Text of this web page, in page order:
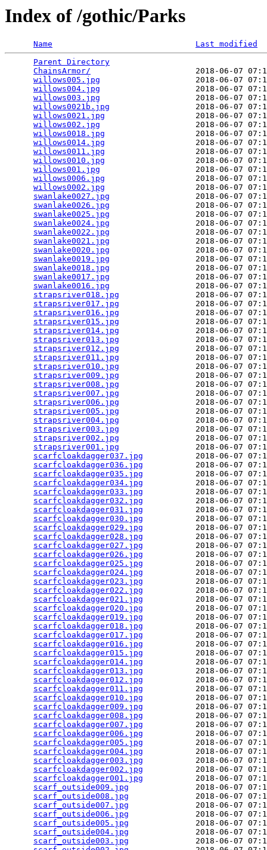
Index of /gothic/Parks
Name
Last modified
Parent Directory
ChainsArmor/
2018-06-07
willows005.jpg
2018-06-07
willows004.jpg
2018-06-07
willows003.jpg
2018-06-07
willows0021b.jpg
2018-06-07
willows0021.jpg
2018-06-07
willows002.jpg
2018-06-07
willows0018.jpg
2018-06-07
willows0014.jpg
2018-06-07
willows0011.jpg
2018-06-07
willows0010.jpg
2018-06-07
willows001.jpg
2018-06-07
willows0006.jpg
2018-06-07
willows0002.jpg
2018-06-07
swanlake0027.jpg
2018-06-07
swanlake0026.jpg
2018-06-07
swanlake0025.jpg
2018-06-07
swanlake0024.jpg
2018-06-07
swanlake0022.jpg
2018-06-07
swanlake0021.jpg
2018-06-07
swanlake0020.jpg
2018-06-07
swanlake0019.jpg
2018-06-07
swanlake0018.jpg
2018-06-07
swanlake0017.jpg
2018-06-07
swanlake0016.jpg
2018-06-07
strapsriver018.jpg
2018-06-07
strapsriver017.jpg
2018-06-07
strapsriver016.jpg
2018-06-07
strapsriver015.jpg
2018-06-07
strapsriver014.jpg
2018-06-07
strapsriver013.jpg
2018-06-07
strapsriver012.jpg
2018-06-07
strapsriver011.jpg
2018-06-07
strapsriver010.jpg
2018-06-07
strapsriver009.jpg
2018-06-07
strapsriver008.jpg
2018-06-07
strapsriver007.jpg
2018-06-07
strapsriver006.jpg
2018-06-07
strapsriver005.jpg
2018-06-07
strapsriver004.jpg
2018-06-07
strapsriver003.jpg
2018-06-07
strapsriver002.jpg
2018-06-07
strapsriver001.jpg
2018-06-07
scarfcloakdagger037.jpg
2018-06-07
scarfcloakdagger036.jpg
2018-06-07
scarfcloakdagger035.jpg
2018-06-07
scarfcloakdagger034.jpg
2018-06-07
scarfcloakdagger033.jpg
2018-06-07
scarfcloakdagger032.jpg
2018-06-07
scarfcloakdagger031.jpg
2018-06-07
scarfcloakdagger030.jpg
2018-06-07
scarfcloakdagger029.jpg
2018-06-07
scarfcloakdagger028.jpg
2018-06-07
scarfcloakdagger027.jpg
2018-06-07
scarfcloakdagger026.jpg
2018-06-07
scarfcloakdagger025.jpg
2018-06-07
scarfcloakdagger024.jpg
2018-06-07
scarfcloakdagger023.jpg
2018-06-07
scarfcloakdagger022.jpg
2018-06-07
scarfcloakdagger021.jpg
2018-06-07
scarfcloakdagger020.jpg
2018-06-07
scarfcloakdagger019.jpg
2018-06-07
scarfcloakdagger018.jpg
2018-06-07
scarfcloakdagger017.jpg
2018-06-07
scarfcloakdagger016.jpg
2018-06-07
scarfcloakdagger015.jpg
2018-06-07
scarfcloakdagger014.jpg
2018-06-07
scarfcloakdagger013.jpg
2018-06-07
scarfcloakdagger012.jpg
2018-06-07
scarfcloakdagger011.jpg
2018-06-07
scarfcloakdagger010.jpg
2018-06-07
scarfcloakdagger009.jpg
2018-06-07
scarfcloakdagger008.jpg
2018-06-07
scarfcloakdagger007.jpg
2018-06-07
scarfcloakdagger006.jpg
2018-06-07
scarfcloakdagger005.jpg
2018-06-07
scarfcloakdagger004.jpg
2018-06-07
scarfcloakdagger003.jpg
2018-06-07
scarfcloakdagger002.jpg
2018-06-07
scarfcloakdagger001.jpg
2018-06-07
scarf_outside009.jpg
2018-06-07
scarf_outside008.jpg
2018-06-07
scarf_outside007.jpg
2018-06-07
scarf_outside006.jpg
2018-06-07
scarf_outside005.jpg
2018-06-07
scarf_outside004.jpg
2018-06-07
scarf_outside003.jpg
2018-06-07